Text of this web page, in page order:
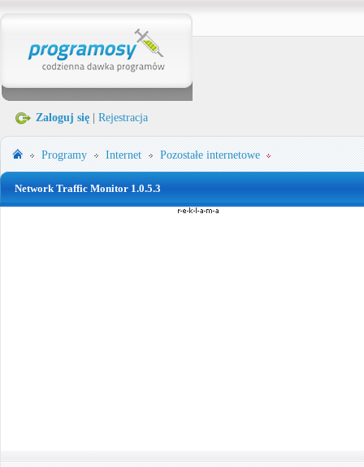
Zaloguj się Rejestracja
Programy Internet Pozostałe internetowe
Network Traffic Monitor 1.0.5.3